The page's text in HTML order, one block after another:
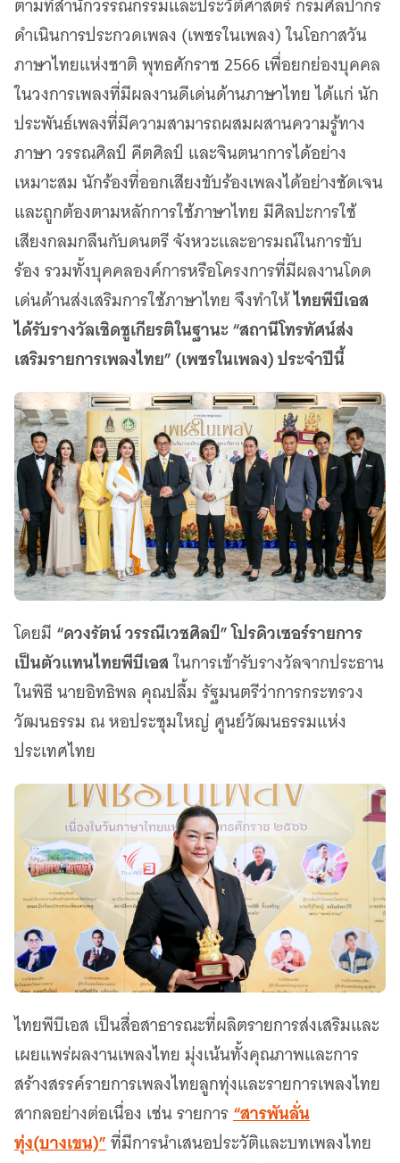
ดำเนินการประกวดเพลง (เพชรในเพลง) ในโอกาสวัน
ภาษาไทยแห่งชาติ พุทธศักราช 2566 เพื่อยกย่องบุคคล
ในวงการเพลงที่มีผลงานดีเด่นด้านภาษาไทย ได้แก่ นัก
ประพันธ์เพลงที่มีความสามารถผสมผสานความรู้ทาง
ภาษา วรรณศิลป์ คีตศิลป์ และจินตนาการได้อย่าง
เหมาะสม นักร้องที่ออกเสียงขับร้องเพลงได้อย่างชัดเจน
และถูกต้องตามหลักการใช้ภาษาไทย มีศิลปะการใช้
เสียงกลมกลืนกับดนตรี จังหวะและอารมณ์ในการขับ
ร้อง รวมทั้งบุคคลองค์การหรือโครงการที่มีผลงานโดด
เด่นด้านส่งเสริมการใช้ภาษาไทย จึงทำให้ไทยพีบีเอส
ได้รับรางวัลเชิดชูเกียรติในฐานะ “สถานีโทรทัศน์ส่ง
เสริมรายการเพลงไทย” (เพชรในเพลง) ประจำปีนี้
โดยมี “ดวงรัตน์ วรรณีเวชศิลป์” โปรดิวเซอร์รายการ
เป็นตัวแทนไทยพีบีเอสในการเข้ารับรางวัลจากประธาน
ในพิธี นายอิทธิพล คุณปลื้ม รัฐมนตรีว่าการกระทรวง
วัฒนธรรม ณ หอประชุมใหญ่ ศูนย์วัฒนธรรมแห่ง
ประเทศไทย
ไทยพีบีเอส เป็นสื่อสาธารณะที่ผลิตรายการส่งเสริมและ
เผยแพร่ผลงานเพลงไทย มุ่งเน้นทั้งคุณภาพและการ
สร้างสรรค์รายการเพลงไทยลูกทุ่งและรายการเพลงไทย
สากลอย่างต่อเนื่อง เช่น รายการ“สารพันลั่น
ทุ่ง(บางเขน)”ที่มีการนำเสนอประวัติและบทเพลงไทย